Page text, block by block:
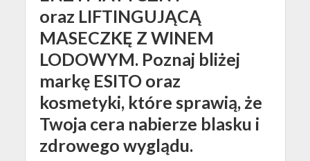
oraz LIFTINGUJĄCĄ
MASECZKĘ Z WINEM
LODOWYM. Poznaj bliżej
markę ESITO oraz
kosmetyki, które sprawią, że
Twoja cera nabierze blasku i
zdrowego wyglądu.